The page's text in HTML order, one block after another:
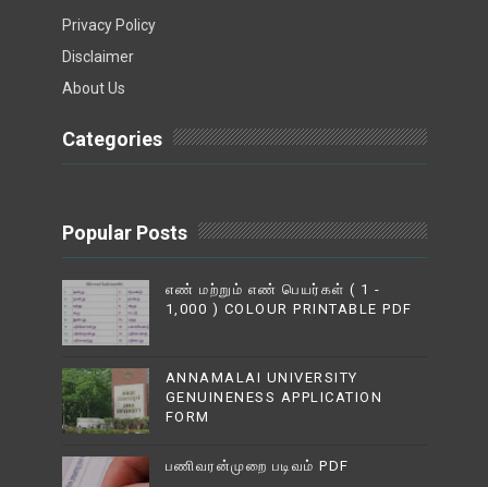
Privacy Policy
Disclaimer
About Us
Categories
Popular Posts
எண் மற்றும் எண் பெயர்கள் ( 1 -
1,000 ) COLOUR PRINTABLE PDF
ANNAMALAI UNIVERSITY
GENUINENESS APPLICATION
FORM
பணிவரன்முறை படிவம் PDF